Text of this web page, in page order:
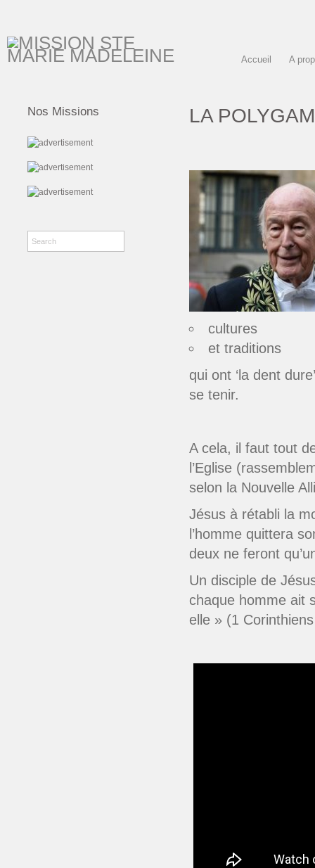
Accueil A
LA
cultures
et traditions
qui ont ‘la dent
se tenir.
A cela, il faut tout
l’Eglise
selon la Nouvelle
Jésus à rétabli la
l’homme quittera
deux ne feront
Un disciple de
chaque homme ait
elle» (1
Nos Missions